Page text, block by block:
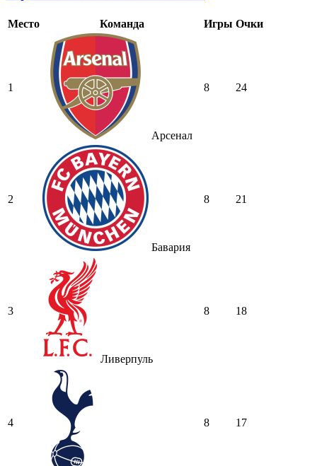
Место Команда Игры Очки
1
Арсенал
8 24
2
Бавария
8 21
3
Ливерпуль
8 18
4 8 17